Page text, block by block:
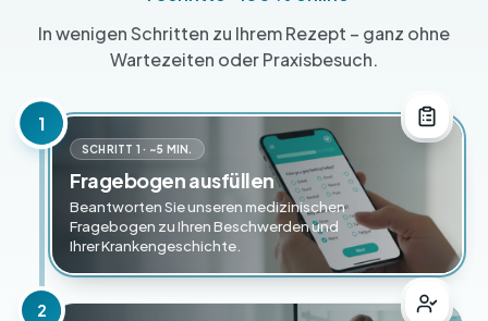
In wenigen Schritten zu Ihrem Rezept – ganz ohne
Wartezeiten oder Praxisbesuch.
1
SCHRITT 1 · ~5 MIN.
Fragebogen ausfüllen
Beantworten Sie unseren medizinischen
Fragebogen zu Ihren Beschwerden und
Ihrer Krankengeschichte.
2